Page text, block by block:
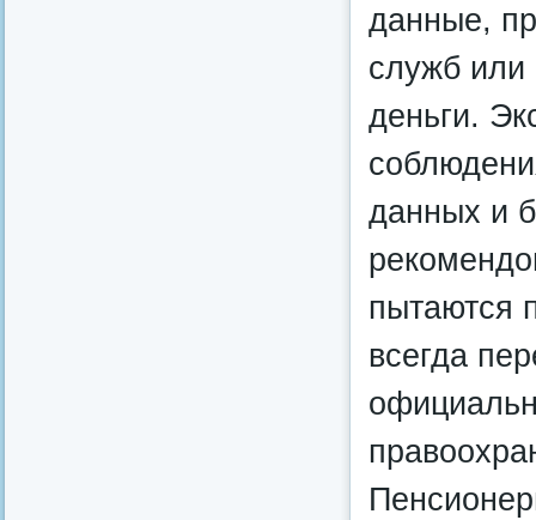
данные,
служб или
деньги.
данных и
пытаются
всегда